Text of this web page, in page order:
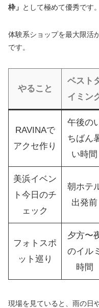
枠」 として極めて優秀です。
体験系ショップを最大限活
です。
やること
ベスト
イミン
RAVINAで
アクセ作り
午後の
ちばん
い時間
美浜イベン
ト今日のチ
ェック
朝ホテ
出発前
フォトスポ
ット巡り
夕方〜
のイルミ
時間
現場を見ていると、雨の日